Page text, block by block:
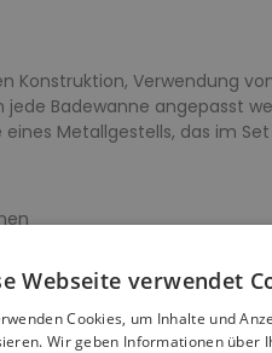
Konstruktion, Verwendung
Badewanne angepasst
Metallgestells, das im
Webseite verwendet
Cookies, um Inhalte und
Wir geben Informationen über